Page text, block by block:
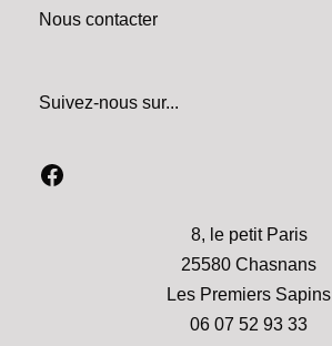
Nous contacter
Suivez-nous sur...
8, le petit Paris
25580 Chasnans
Les Premiers Sapins
06 07 52 93 33